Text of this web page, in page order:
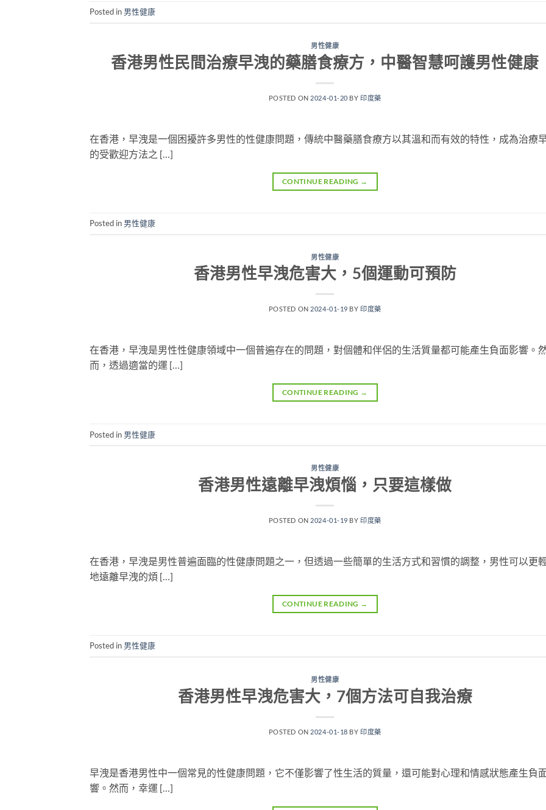
Posted in 男性健康
男性健康
香港男性民間治療早洩的藥膳食療方，中醫智慧呵護男性健康
POSTED ON 2024-01-20 BY印度藥
在香港，早洩是一個困擾許多男性的性健康問題，傳統中醫藥膳食療方以其溫和而有效的特性，成為治療
的受歡迎方法之 […]
CONTINUE READING →
Posted in 男性健康
男性健康
香港男性早洩危害大，5個運動可預防
POSTED ON 2024-01-19 BY印度藥
在香港，早洩是男性性健康領域中一個普遍存在的問題，對個體和伴侶的生活質量都可能產生負面影響。
而，透過適當的運 […]
CONTINUE READING →
Posted in 男性健康
男性健康
香港男性遠離早洩煩惱，只要這樣做
POSTED ON 2024-01-19 BY印度藥
在香港，早洩是男性普遍面臨的性健康問題之一，但透過一些簡單的生活方式和習慣的調整，男性可以更
地遠離早洩的煩 […]
CONTINUE READING →
Posted in 男性健康
男性健康
香港男性早洩危害大，7個方法可自我治療
POSTED ON 2024-01-18 BY印度藥
早洩是香港男性中一個常見的性健康問題，它不僅影響了性生活的質量，還可能對心理和情感狀態產生負
響。然而，幸運 […]